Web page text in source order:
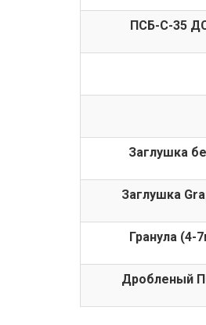
ПСБ-С-35
Заглушка
Заглушка
Гранула (4-
Дробленый